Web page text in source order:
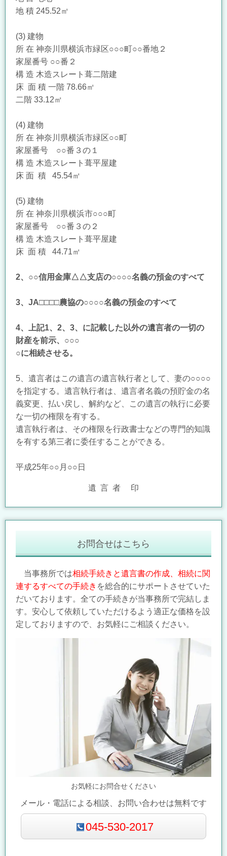
地 積 245.52㎡
(3) 建物
所 在 神奈川県横浜市緑区○○○町○○番地２
家屋番号 ○○番２
構 造 木造スレート葺二階建
床 面 積 一階 78.66㎡
二階 33.12㎡
(4) 建物
所 在 神奈川県横浜市緑区○○町
家屋番号 ○○番３の１
構 造 木造スレート葺平屋建
床 面 積 45.54㎡
(5) 建物
所 在 神奈川県横浜市○○○町
家屋番号 ○○番３の２
構 造 木造スレート葺平屋建
床 面 積 44.71㎡
2、○○信用金庫△△支店の○○○○名義の預金のすべて
3、JA□□□□農協の○○○○名義の預金のすべて
4、上記1、2、3、に記載した以外の遺言者の一切の
財産を前示、○○○
○に相続させる。
5、遺言者はこの遺言の遺言執行者として、妻の○○○○
を指定する。遺言執行者は、遺言者名義の預貯金の名
義変更、払い戻し、解約など、この遺言の執行に必要
な一切の権限を有する。
遺言執行者は、その権限を行政書士などの専門的知識
を有する第三者に委任することができる。
平成25年○○月○○日
遺 言 者 印
お問合せはこちら
当事務所では相続手続きと遺言書の作成、相続に関
連するすべての手続き を総合的にサポートさせていた
だいております。全ての手続きが当事務所で完結しま
す。安心して依頼していただけるよう適正な価格を設
定しておりますので、お気軽にご相談ください。
お気軽にお問合せください
メール・電話による相談、お問い合わせは無料です
045-530-2017